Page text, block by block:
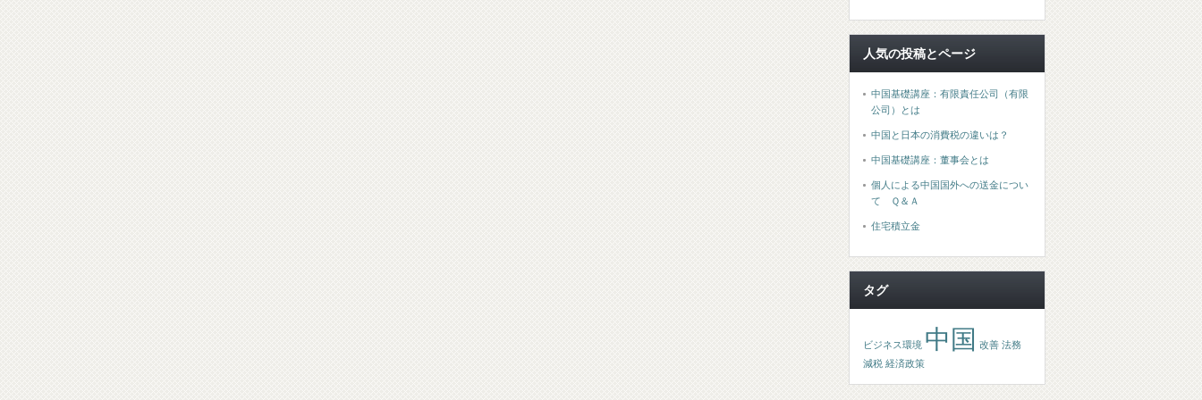
人気の投稿とページ
中国基礎講座：有限責任公司（有限
公司）とは
中国と日本の消費税の違いは？
中国基礎講座：董事会とは
個人による中国国外への送金につい
て Ｑ＆Ａ
住宅積立金
タグ
ビジネス環境 中国 改善 法務
減税 経済政策